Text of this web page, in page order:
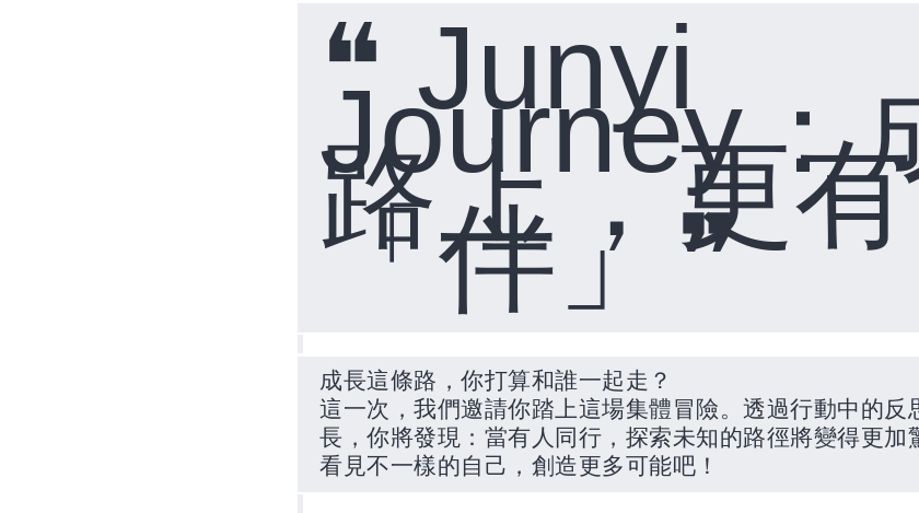
❝ Junyi
Journey：
路上，更有
「伴」 ❞
成長這條路，你打算和誰一起走？
這一次，我們邀請你踏上這場集體冒險。透過行動中的反
長，你將發現：當有人同行，探索未知的路徑將變得更加
看見不一樣的自己，創造更多可能吧！